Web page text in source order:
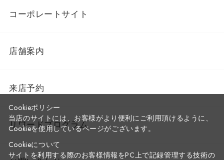
コーポレートサイト
店舗案内
来店予約
リワードプログラム
Cookieポリシー
当店のサイトには、お客様がより便利にご利用頂けるように、
Cookieを使用しているページがございます。
Cookieについて
サイトを利用する際のお客様情報をPC上で記録管理する技術の